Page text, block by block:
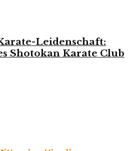
Leidenschaft:
Shotokan Karate Club